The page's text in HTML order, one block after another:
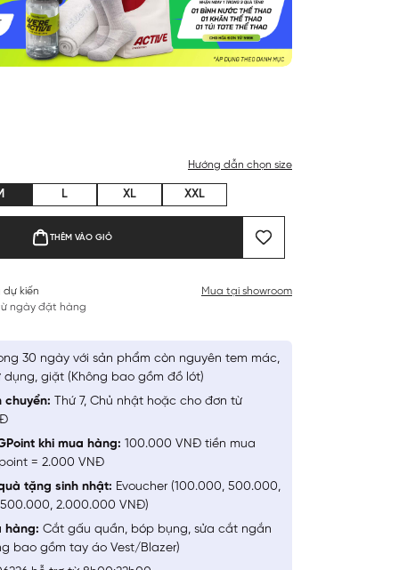
Hướng dẫn chọn size
L XL XXL
THÊM VÀO GIỎ
dự kiến
từ ngày đặt hàng
Mua tại showroom
30 ngày với sản phẩm còn nguyên tem mác,
dụng, giặt (Không bao gồm đồ lót)
chuyển: Thứ 7, Chủ nhật hoặc cho đơn từ
khi mua hàng: 100.000 VNĐ tiền mua
= 2.000 VNĐ
tặng sinh nhật: Evoucher (100.000, 500.000,
2.000.000 VNĐ)
hàng: Cắt gấu quần, bóp bụng, sửa cắt ngắn
bao gồm tay áo Vest/Blazer)